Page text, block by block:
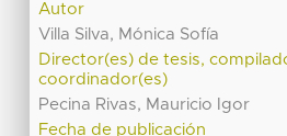
Autor
Villa Silva, Mónica Sofía
Director(es) de tesis,
coordinador(es)
Pecina Rivas, Mauricio Igor
Fecha de publicación